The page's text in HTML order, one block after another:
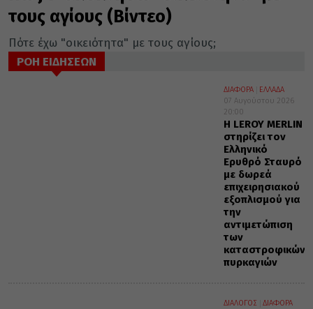
τους αγίους (Βίντεο)
Πότε έχω "οικειότητα" με τους αγίους;
ΡΟΗ ΕΙΔΗΣΕΩΝ
ΔΙΑΦΟΡΑ
ΕΛΛΑΔΑ
07 Αυγούστου 2026
20:00
Η LEROY MERLIN
στηρίζει τον
Ελληνικό
Ερυθρό Σταυρό
με δωρεά
επιχειρησιακού
εξοπλισμού για
την
αντιμετώπιση
των
καταστροφικών
πυρκαγιών
ΔΙΑΛΟΓΟΣ
ΔΙΑΦΟΡΑ